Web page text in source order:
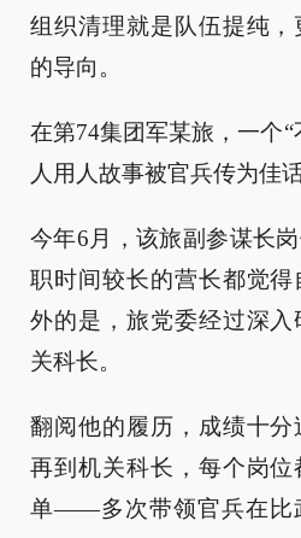
组织清理就是队伍提纯
的导向。
在第74集团军某旅，一个
人用人故事被官兵传为佳话
今年6月，该旅副参谋长
职时间较长的营长都觉
外的是，旅党委经过深
关科长。
翻阅他的履历，成绩十
再到机关科长，每个岗
单——多次带领官兵在比